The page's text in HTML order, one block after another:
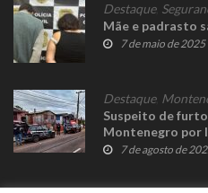
Destaque,
Mãe e padrasto
7 de maio de 2025
Destaque,
Suspeito de
Montenegro por
7 de agosto de